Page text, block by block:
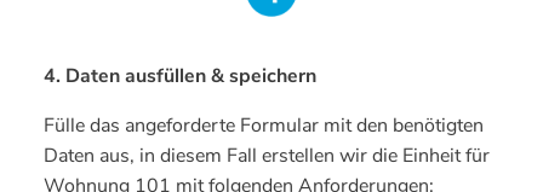
4. Daten ausfüllen & speichern
Fülle das angeforderte Formular mit den benötigten
Daten aus, in diesem Fall erstellen wir die Einheit für
Wohnung 101 mit folgenden Anforderungen: